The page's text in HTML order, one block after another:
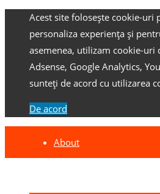
Acest site folosește cookie-uri
personaliza experiența și
asemenea, utilizam cookie-uri
Adsense, Google Analytics,
sunteți de acord cu utilizarea
De acord
About